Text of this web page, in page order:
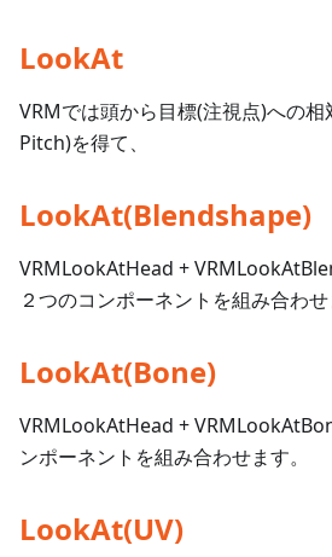
LookAt
VRMでは頭から目標(注視点)への相
Pitch)を得て、
LookAt(Blendshape)
VRMLookAtHead +
２つのコンポーネントを組み合わせ
LookAt(Bone)
VRMLookAtHead +
ンポーネントを組み合わせます。
LookAt(UV)